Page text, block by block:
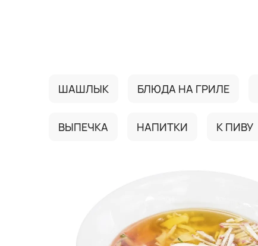
ШАШЛЫК БЛЮДА НА ГРИЛЕ
ВЫПЕЧКА НАПИТКИ К ПИВУ